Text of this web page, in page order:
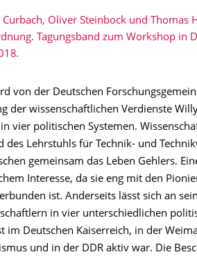
Oliver Steinbock und Thomas
Tagungsband zum Workshop in
.
von der Deutschen
der wissenschaftlichen Verdienste
in vier politischen Systemen.
des Lehrstuhls für Technik- und
gemeinsam das Leben Gehlers.
Interesse, da sie eng mit den
ist. Anderseits lässt sich an
in vier unterschiedlichen
im Deutschen Kaiserreich, in der
und in der DDR aktiv war. Die